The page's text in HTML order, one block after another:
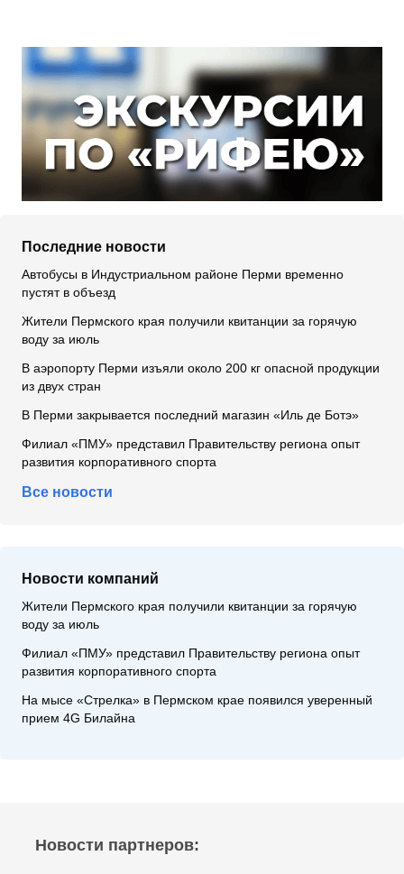
Последние новости
Автобусы в Индустриальном районе Перми временно
пустят в объезд
Жители Пермского края получили квитанции за горячую
воду за июль
В аэропорту Перми изъяли около 200 кг опасной продукции
из двух стран
В Перми закрывается последний магазин «Иль де Ботэ»
Филиал «ПМУ» представил Правительству региона опыт
развития корпоративного спорта
Все новости
Новости компаний
Жители Пермского края получили квитанции за горячую
воду за июль
Филиал «ПМУ» представил Правительству региона опыт
развития корпоративного спорта
На мысе «Стрелка» в Пермском крае появился уверенный
прием 4G Билайна
Новости партнеров: